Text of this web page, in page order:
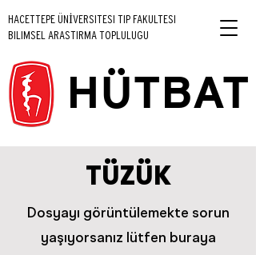
HACETTEPE ÜNİVERSITESI TIP FAKULTESI
BILIMSEL ARASTIRMA TOPLULUGU
HÜTBAT
TÜZÜK
Dosyayı görüntülemekte sorun
yaşıyorsanız lütfen buraya